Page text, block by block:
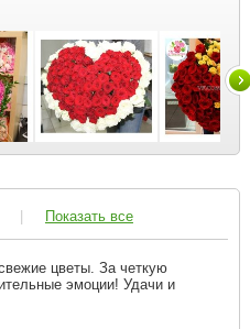
| Показать все
цветы. За четкую
эмоции! Удачи и